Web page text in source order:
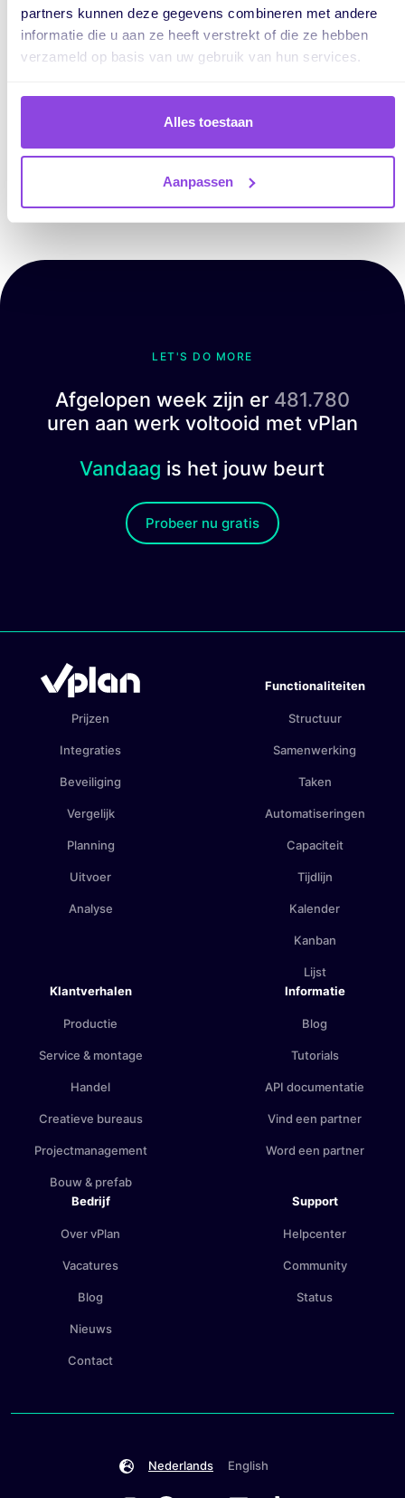
partners kunnen deze gegevens combineren met andere
informatie die u aan ze heeft verstrekt of die ze hebben
verzameld op basis van uw gebruik van hun services.
Alles toestaan
Aanpassen
haar blogs de nieuwste
productreleases van vPlan. helder, to
the point en met oog voor wat echt
voor ogen: laten zien hoe organisaties
efficiënter kunnen werken door hun
LET'S DO MORE
Afgelopen week zijn er 481.780
uren aan werk voltooid met vPlan
Vandaag is het jouw beurt
Probeer nu gratis
Prijzen
Integraties
Beveiliging
Vergelijk
Planning
Uitvoer
Analyse
Functionaliteiten
Structuur
Samenwerking
Taken
Automatiseringen
Capaciteit
Tijdlijn
Kalender
Kanban
Lijst
Klantverhalen
Productie
Service & montage
Handel
Creatieve bureaus
Projectmanagement
Bouw & prefab
Informatie
Blog
Tutorials
API documentatie
Vind een partner
Word een partner
Bedrijf
Over vPlan
Vacatures
Blog
Nieuws
Contact
Support
Helpcenter
Community
Status
Nederlands English